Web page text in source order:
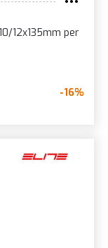
12x135mm per
-16%